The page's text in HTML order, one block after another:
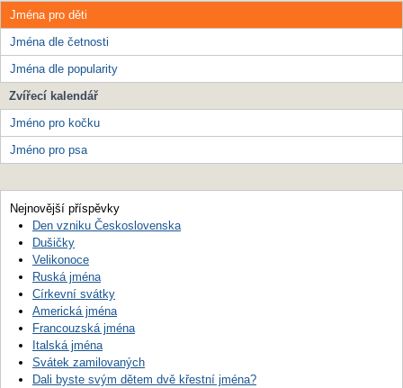
Jména pro děti
Jména dle četnosti
Jména dle popularity
Zvířecí kalendář
Jméno pro kočku
Jméno pro psa
Nejnovější příspěvky
Den vzniku Československa
Dušičky
Velikonoce
Ruská jména
Církevní svátky
Americká jména
Francouzská jména
Italská jména
Svátek zamilovaných
Dali byste svým dětem dvě křestní jména?